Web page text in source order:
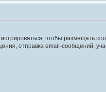
чтобы размещать
отправка email-сообщений,